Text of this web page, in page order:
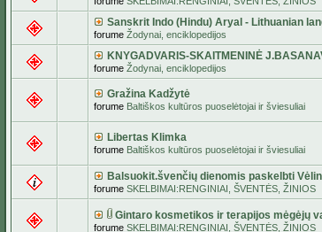
Sanskrit Indo (Hindu) Aryal - Lithuanian
forume Žodynai, enciklopedijos
KNYGADVARIS-SKAITMENINĖ
forume Žodynai, enciklopedijos
Gražina Kadžytė
forume Baltiškos kultūros puoselėtojai ir šviesuliai
Libertas Klimka
forume Baltiškos kultūros puoselėtojai ir šviesuliai
Balsuokit.švenčių dienomis paskelbti
forume SKELBIMAI:RENGINIAI, ŠVENTĖS, ŽINIOS
Gintaro kosmetikos ir terapijos mėgėjų
forume SKELBIMAI:RENGINIAI, ŠVENTĖS, ŽINIOS